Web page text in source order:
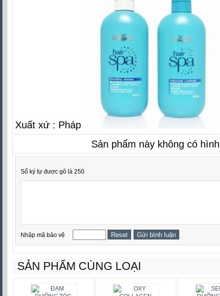
Xuất xứ : Pháp
Sản phẩm này không có
Số ký tự được gõ là 250
Nhập mã bảo vệ
SẢN PHẨM CÙNG LOẠI